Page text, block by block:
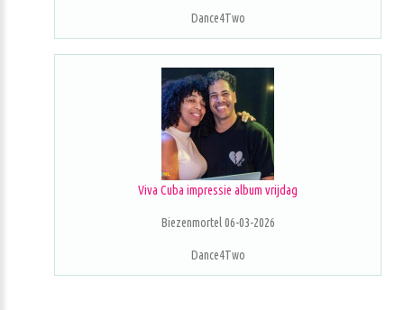
Dance4Two
Viva Cuba impressie album vrijdag
Biezenmortel 06-03-2026
Dance4Two